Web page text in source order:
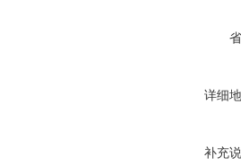
详细
补充